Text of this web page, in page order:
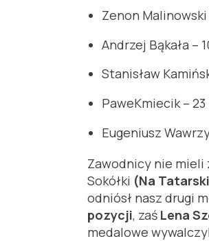
Zenon
Andrzej Bąkała –
Stanisław
PaweKmiecik –
Eugeniusz
Zawodnicy nie mieli
Sokółki (Na
odniósł nasz drugi
pozycji, zaś Lena
medalowe